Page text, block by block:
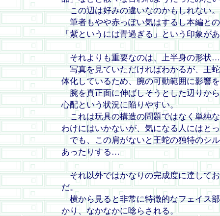
この辺は好みの違いなのかもしれない。
筆者もやや赤っぽい気はするし本編と
「紫というには青過ぎる」という印象が
それよりも重要なのは、上半身の形状
写真を見ていただければわかるが、王
体化しているため、腕の可動範囲に影響
腕を真正面に伸ばしそうとした辺りか
心配という状況に陥りやすい。
これは玩具の構造の問題ではなく単純
わけにはいかないが、気になる人にはと
でも、この肩がないと王蛇の独特のシ
あったりする…
それ以外ではかなりの完成度に達して
だ。
横から見ると非常に特徴的なフェイス
かり、なかなかに唸らされる。